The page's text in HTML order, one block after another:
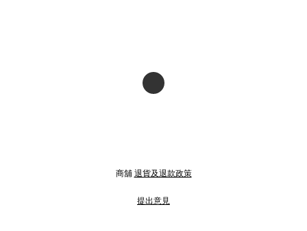
商舖 退貨及退款政策
提出意見